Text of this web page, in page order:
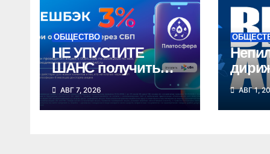
ОБЩЕСТВО
НЕ УПУСТИТЕ
ШАНС получить
кешбэк 3% за
оплату ЖКУ через
СБП в
АВГ 7, 2026
вАВГ 1,